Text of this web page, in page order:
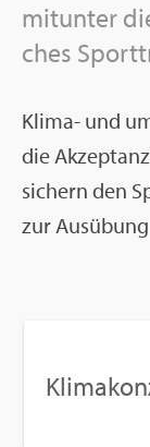
mit­un­ter
ches
Klima- und
die
si­chern den
zur